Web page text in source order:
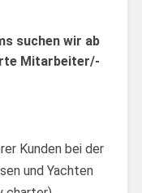
suchen wir ab
Mitarbeiter/-
Kunden bei der
und Yachten